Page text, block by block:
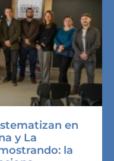
en
y La
la